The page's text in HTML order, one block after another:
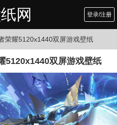
网 登录/注册
荣耀5120x1440双屏游戏壁纸
5120x1440双屏游戏壁纸